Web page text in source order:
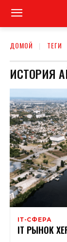
ДОМОЙ ТЕГИ
ИСТОРИЯ
ІТ-СФЕРА
IT РЫНОК